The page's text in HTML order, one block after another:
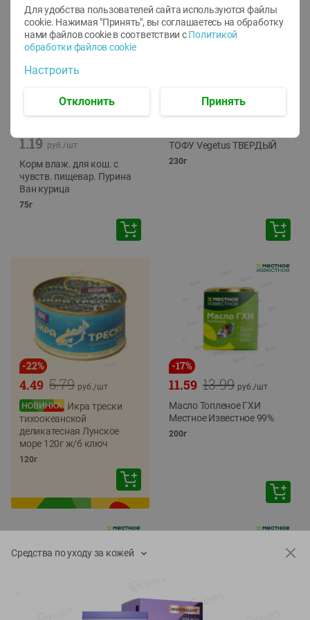
1.19 руб./шт
Корм влаж. для кош. с
чувств. пищевар. Пурина
Ван курица
75г
ТОФУ Vegetus ТВЕРДЫЙ
230г
-22%
5.79
4.49 руб./шт
Икра трески
тихоокеанской
деликатесная Лунское
море 120г ж/б ключ
120г
-17%
13.99
11.59 руб./шт
Масло Топленое ГХИ
Местное Известное 99%
200г
Средства по уходу за кожей
Для удобства пользователей сайта используются файлы
cookie. Нажимая "Принять", вы соглашаетесь на обработку
нами файлов cookie в соответствии с Политикой
обработки файлов cookie
Настроить
Отклонить Принять